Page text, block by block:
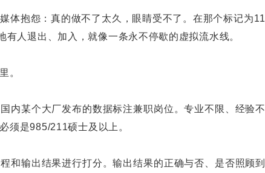
体抱怨：真的做不了太久，眼睛受不了。在那个标记为11
有人退出、加入，就像一条永不停歇的虚拟流水线。
。
内某个大厂发布的数据标注兼职岗位。专业不限、经验不
是985/211硕士及以上。
和输出结果进行打分。输出结果的正确与否、是否照顾到